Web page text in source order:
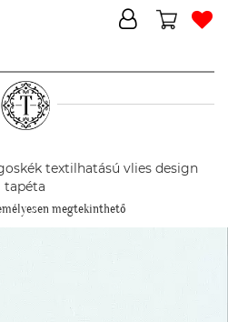
textilhatású vlies design
tapéta
megtekinthető